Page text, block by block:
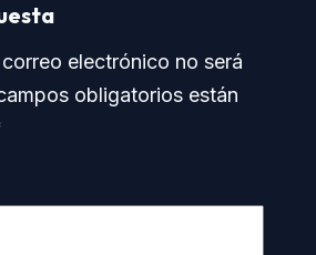
electrónico no será
obligatorios están